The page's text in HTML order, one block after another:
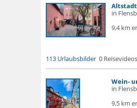
in
9,4 km
113 Urlaubsbilder 0 Reisevideos
Wein-
in
9,5 km